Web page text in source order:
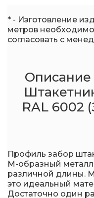
* - Изготовление
метров
согласовать с
RAL 6002
Профиль забор
М-образный
различной длины.
это идеальный
Достаточно один